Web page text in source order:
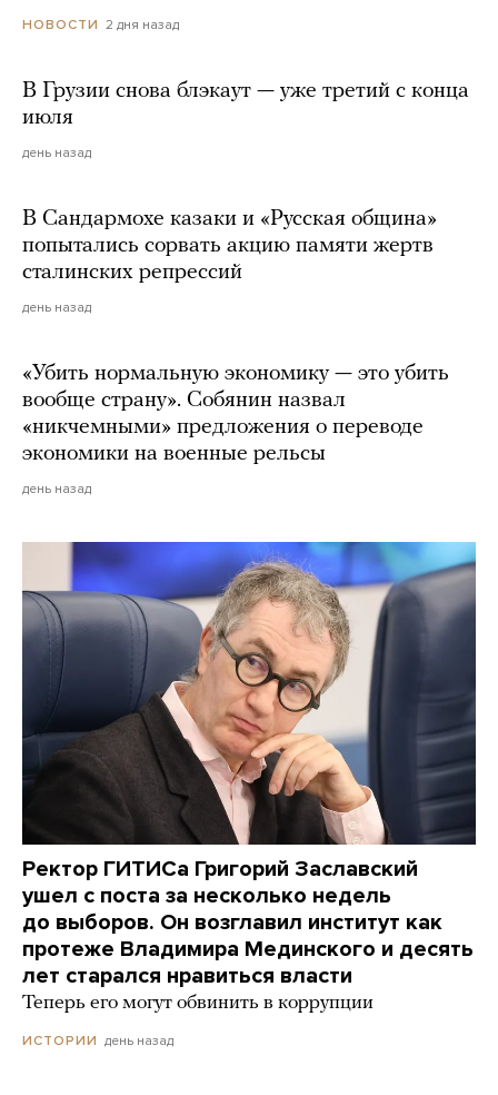
НОВОСТИ 2 дня назад
В Грузии снова блэкаут — уже третий с конца
июля
день назад
В Сандармохе казаки и «Русская община»
попытались сорвать акцию памяти жертв
сталинских репрессий
день назад
«Убить нормальную экономику — это убить
вообще страну». Собянин назвал
«никчемными» предложения о переводе
экономики на военные рельсы
день назад
Ректор ГИТИСа Григорий Заславский
ушел с поста за несколько недель
до выборов. Он возглавил институт как
протеже Владимира Мединского и десять
лет старался нравиться власти
Теперь его могут обвинить в коррупции
ИСТОРИИ день назад